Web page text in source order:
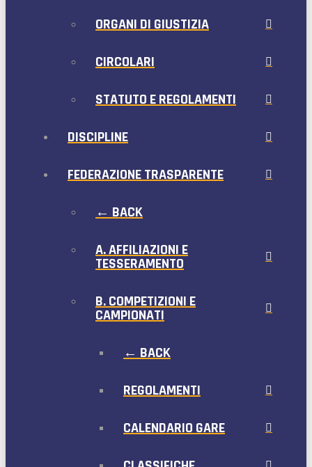
ORGANI DI GIUSTIZIA
CIRCOLARI
STATUTO E REGOLAMENTI
DISCIPLINE
FEDERAZIONE TRASPARENTE
← BACK
A. AFFILIAZIONI E
TESSERAMENTO
B. COMPETIZIONI E
CAMPIONATI
← BACK
REGOLAMENTI
CALENDARIO GARE